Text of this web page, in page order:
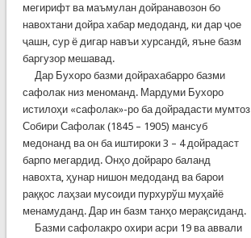
мегирифт ва маъмулан дойранавозон бо
навохтани дойра хабар медоданд, ки дар ҷое
ҷашн, сур ё дигар навъи хурсандӣ, яъне базм
баргузор мешавад.
Дар Бухоро базми дойрахабарро базми
сафолак низ меноманд. Мардуми Бухоро
истилоҳи «сафолак»-ро ба дойрадасти мумтоз
Собири Сафолак (1845 – 1905) мансуб
медонанд ва он ба иштироки 3 – 4 дойрадаст
барпо мегардид. Онҳо дойраро баланд
навохта, ҳунар нишон медоданд ва барои
раққос лаҳзаи мусоиди пурхурўш муҳайё
менамуданд. Дар ин базм танҳо мерақсиданд.
Базми сафолакро охири асри 19 ва аввали